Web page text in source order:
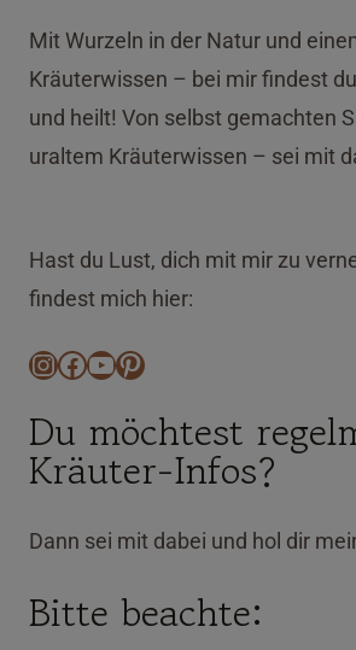
Mit Wurzeln in der Natur und
Kräuterwissen – bei mir findest
und heilt! Von selbst gemachten
uraltem Kräuterwissen – sei mit
Hast du Lust, dich mit mir zu
findest mich hier:
Instagram
Facebook
YouTube
Pinterest
Du möchtest
Kräuter-Infos?
Dann sei mit dabei und hol dir
Bitte beachte: